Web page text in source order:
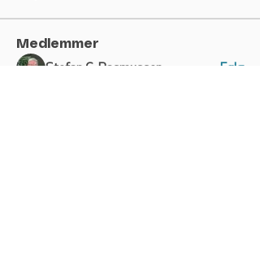
Medlemmer
Stefan G. Rasmussen Følg